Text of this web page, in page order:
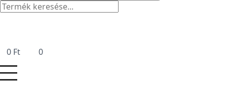
0 Ft 0